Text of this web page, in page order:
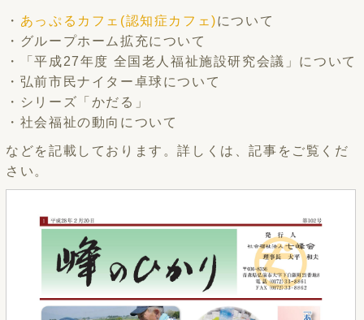
・ あっぷるカフェ(認知症カフェ)について
・グループホーム拡充について
・「平成27年度 全国老人福祉施設研究会議」について
・弘前市民ナイター卓球について
・シリーズ「かだる」
・社会福祉の動向について
などを記載しております。詳しくは、記事をご覧くだ
さい。